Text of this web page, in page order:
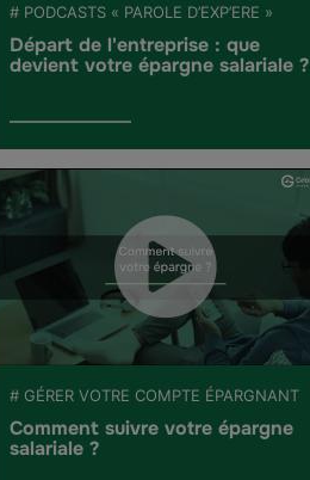
# PODCASTS « PAROLE D’EXP’ERE »
Départ de l'entreprise : que
devient votre épargne salariale ?
# GÉRER VOTRE COMPTE ÉPARGNANT
Comment suivre votre épargne
salariale ?